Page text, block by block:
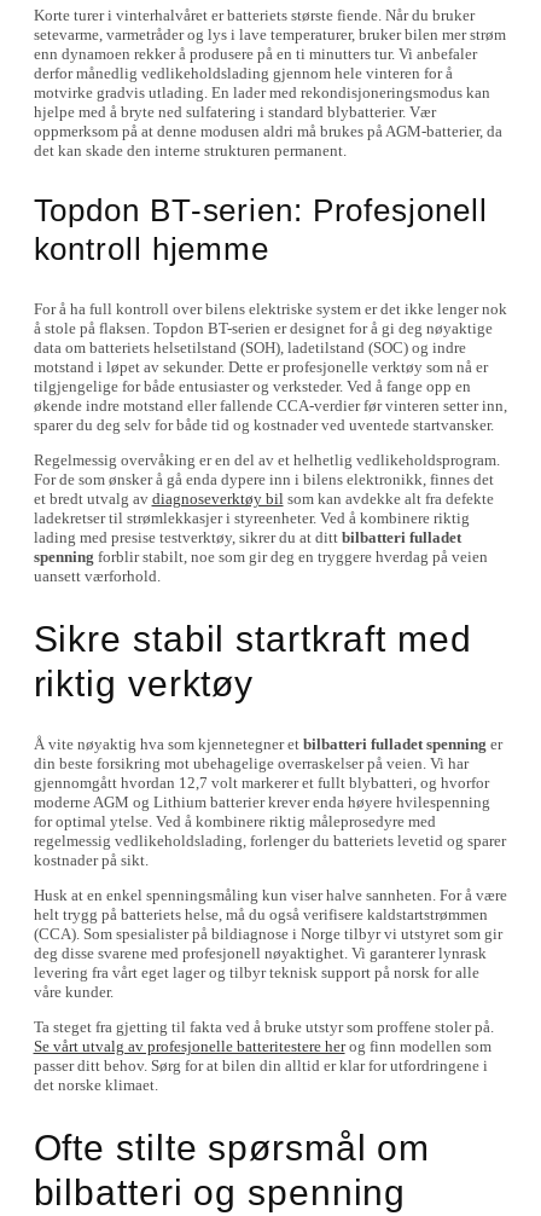
Korte turer i vinterhalvåret er batteriets største fiende. Når du bruker
setevarme, varmetråder og lys i lave temperaturer, bruker bilen mer strøm
enn dynamoen rekker å produsere på en ti minutters tur. Vi anbefaler
derfor månedlig vedlikeholdslading gjennom hele vinteren for å
motvirke gradvis utlading. En lader med rekondisjoneringsmodus kan
hjelpe med å bryte ned sulfatering i standard blybatterier. Vær
oppmerksom på at denne modusen aldri må brukes på AGM-batterier, da
det kan skade den interne strukturen permanent.
Topdon BT-serien: Profesjonell
kontroll hjemme
For å ha full kontroll over bilens elektriske system er det ikke lenger nok
å stole på flaksen. Topdon BT-serien er designet for å gi deg nøyaktige
data om batteriets helsetilstand (SOH), ladetilstand (SOC) og indre
motstand i løpet av sekunder. Dette er profesjonelle verktøy som nå er
tilgjengelige for både entusiaster og verksteder. Ved å fange opp en
økende indre motstand eller fallende CCA-verdier før vinteren setter inn,
sparer du deg selv for både tid og kostnader ved uventede startvansker.
Regelmessig overvåking er en del av et helhetlig vedlikeholdsprogram.
For de som ønsker å gå enda dypere inn i bilens elektronikk, finnes det
et bredt utvalg av diagnoseverktøy bil som kan avdekke alt fra defekte
ladekretser til strømlekkasjer i styreenheter. Ved å kombinere riktig
lading med presise testverktøy, sikrer du at ditt bilbatteri fulladet
spenning forblir stabilt, noe som gir deg en tryggere hverdag på veien
uansett værforhold.
Sikre stabil startkraft med
riktig verktøy
Å vite nøyaktig hva som kjennetegner et bilbatteri fulladet spenning er
din beste forsikring mot ubehagelige overraskelser på veien. Vi har
gjennomgått hvordan 12,7 volt markerer et fullt blybatteri, og hvorfor
moderne AGM og Lithium batterier krever enda høyere hvilespenning
for optimal ytelse. Ved å kombinere riktig måleprosedyre med
regelmessig vedlikeholdslading, forlenger du batteriets levetid og sparer
kostnader på sikt.
Husk at en enkel spenningsmåling kun viser halve sannheten. For å være
helt trygg på batteriets helse, må du også verifisere kaldstartstrømmen
(CCA). Som spesialister på bildiagnose i Norge tilbyr vi utstyret som gir
deg disse svarene med profesjonell nøyaktighet. Vi garanterer lynrask
levering fra vårt eget lager og tilbyr teknisk support på norsk for alle
våre kunder.
Ta steget fra gjetting til fakta ved å bruke utstyr som proffene stoler på.
Se vårt utvalg av profesjonelle batteritestere herog finn modellen som
passer ditt behov. Sørg for at bilen din alltid er klar for utfordringene i
det norske klimaet.
Ofte stilte spørsmål om
bilbatteri og spenning